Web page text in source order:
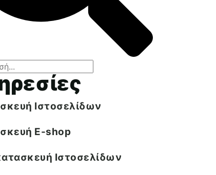
Ιστοσελίδων
E-shop
Ιστοσελίδων